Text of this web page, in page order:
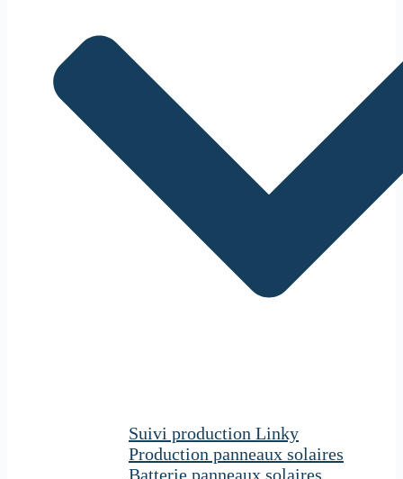
Suivi production Linky
Production panneaux solaires
Batterie panneaux solaires